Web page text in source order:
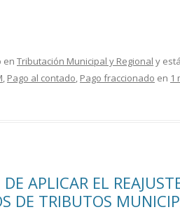
en Tributación Municipal y Regional y
, Pago al contado, Pago fraccionado en 1
APLICAR EL
DE TRIBUTOS